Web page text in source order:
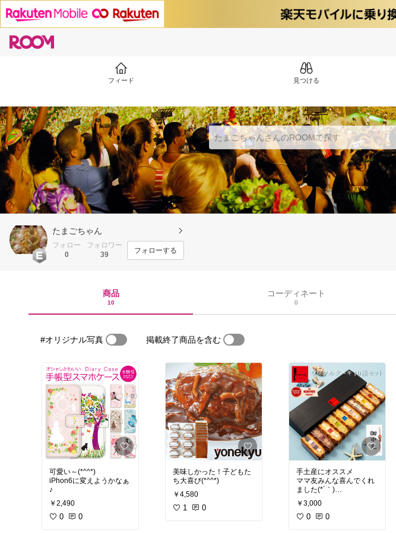
フィード 見つける
たまごちゃん
フォロー
0
フォロワー
39
フォローする
商品
10
コーディネート
0
#オリジナル写真 掲載終了商品を含む
可愛い～(*^^*)
iPhon6に変えようかなぁ
♪
￥2,490
0 0
美味しかった！子どもた
ち大喜び(*^^*)
￥4,580
1 0
手土産にオススメ
ママ友みんな喜んでくれ
ました(*´｀)
しかもいろんな味の楽し
みがあって美味しいし、
なによりも安い！
￥3,000
0 0